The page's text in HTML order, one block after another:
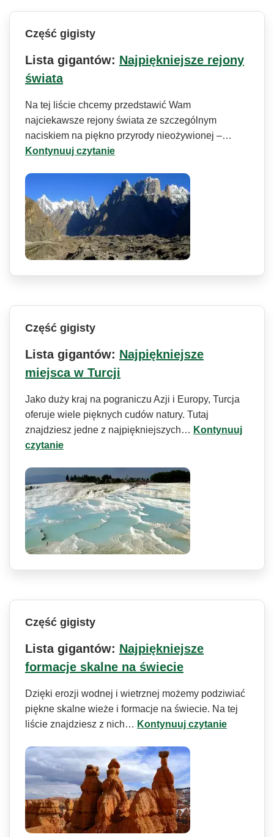
Część gigisty
Lista gigantów: Najpiękniejsze rejony
świata
Na tej liście chcemy przedstawić Wam
najciekawsze rejony świata ze szczególnym
naciskiem na piękno przyrody nieożywionej –…
Kontynuuj czytanie
Część gigisty
Lista gigantów: Najpiękniejsze
miejsca w Turcji
Jako duży kraj na pograniczu Azji i Europy, Turcja
oferuje wiele pięknych cudów natury. Tutaj
znajdziesz jedne z najpiękniejszych… Kontynuuj
czytanie
Część gigisty
Lista gigantów: Najpiękniejsze
formacje skalne na świecie
Dzięki erozji wodnej i wietrznej możemy podziwiać
piękne skalne wieże i formacje na świecie. Na tej
liście znajdziesz z nich… Kontynuuj czytanie